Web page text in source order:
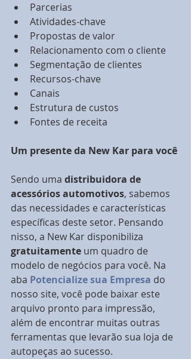
Parcerias
Atividades-chave
Propostas de valor
Relacionamento com o cliente
Segmentação de clientes
Recursos-chave
Canais
Estrutura de custos
Fontes de receita
Um presente da New Kar para você
Sendo uma distribuidora de
acessórios automotivos, sabemos
das necessidades e características
específicas deste setor. Pensando
nisso, a New Kar disponibiliza
gratuitamente um quadro de
modelo de negócios para você. Na
aba Potencialize sua Empresa do
nosso site, você pode baixar este
arquivo pronto para impressão,
além de encontrar muitas outras
ferramentas que levarão sua loja de
autopeças ao sucesso.